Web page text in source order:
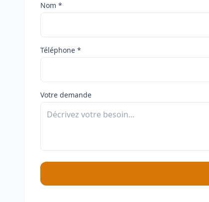
Nom *
Téléphone *
Votre demande